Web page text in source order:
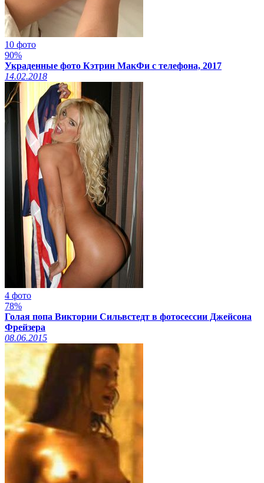
10 фото
90%
Украденные фото Кэтрин МакФи с телефона, 2017
14.02.2018
4 фото
78%
Голая попа Виктории Сильвстедт в фотосессии Джейсона
Фрейзера
08.06.2015